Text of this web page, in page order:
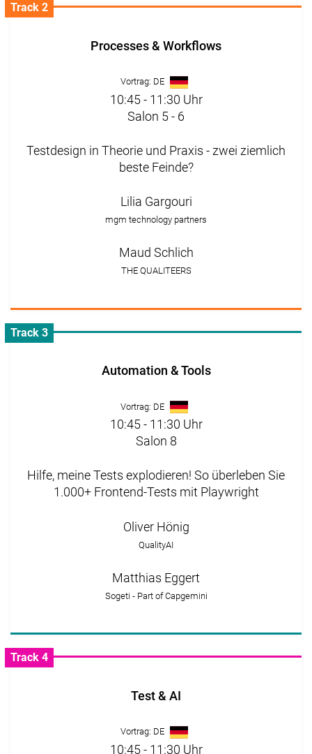
Processes & Workflows
Vortrag: DE
10:45 - 11:30 Uhr
Salon 5 - 6
Testdesign in Theorie und Praxis - zwei ziemlich
beste Feinde?
Lilia Gargouri
mgm technology partners
Maud Schlich
THE QUALITEERS
Track 2
Automation & Tools
Vortrag: DE
10:45 - 11:30 Uhr
Salon 8
Hilfe, meine Tests explodieren! So überleben Sie
1.000+ Frontend-Tests mit Playwright
Oliver Hönig
QualityAI
Matthias Eggert
Sogeti - Part of Capgemini
Track 3
Test & AI
Vortrag: DE
10:45 - 11:30 Uhr
Track 4